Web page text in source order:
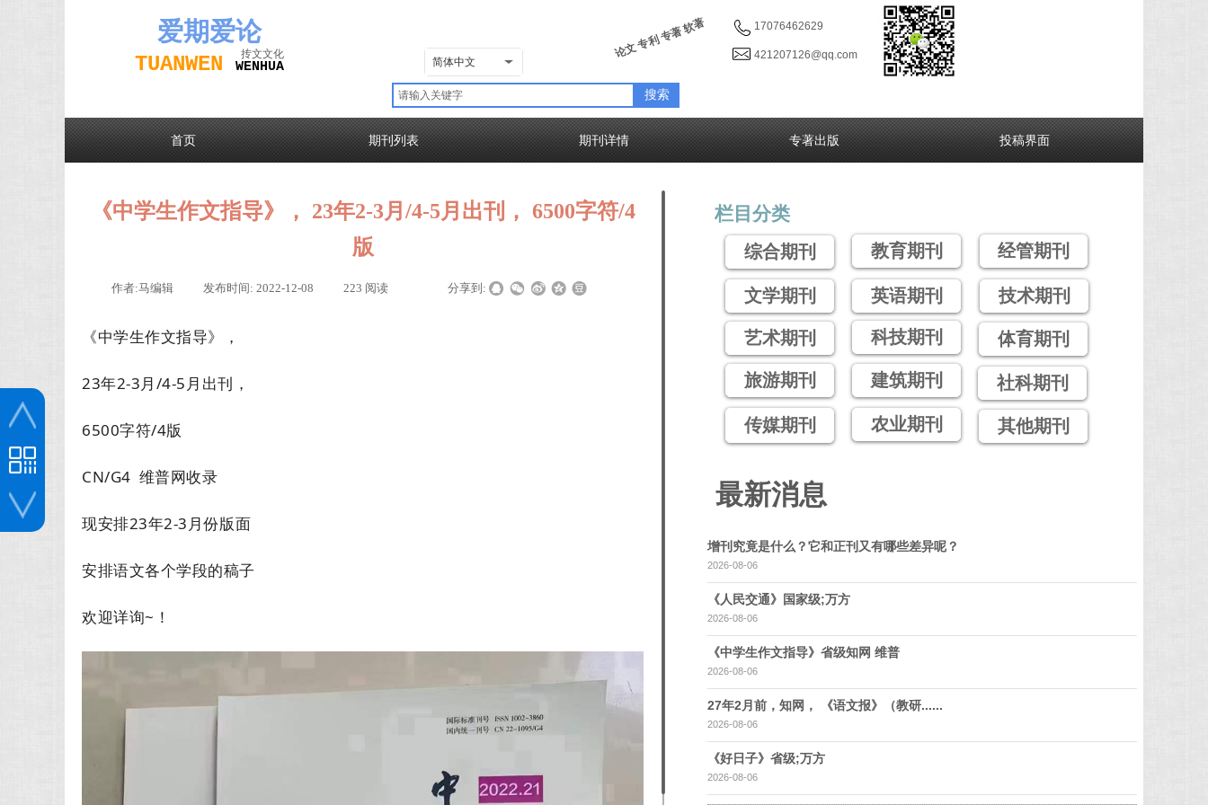
爱期爱论
TUANWEN WENHUA
17076462629
421207126@qq.com
抟文文化
简体中文
论文 专利 专著 软著
搜索
首页 期刊列表 期刊详情 专著出版 投稿界面
文学期刊
栏目分类
综合期刊
艺术期刊
旅游期刊
传媒期刊
教育期刊
英语期刊
科技期刊
建筑期刊
农业期刊
经管期刊
技术期刊
体育期刊
社科期刊
其他期刊
《中学生作文指导》， 23年2-3月/4-5月出刊， 6500字符/4
版
作者:马编辑 发布时间: 2022-12-08 223 阅读 分享到:
《中学生作文指导》，
23年2-3月/4-5月出刊，
6500字符/4版
CN/G4 维普网收录
现安排23年2-3月份版面
安排语文各个学段的稿子
欢迎详询~！
最新消息
增刊究竟是什么？它和正刊又有哪些差异呢？
2026-08-06
《人民交通》国家级;万方
2026-08-06
《中学生作文指导》省级知网 维普
2026-08-06
27年2月前，知网， 《语文报》（教研......
2026-08-06
《好日子》省级;万方
2026-08-06
关注公众号